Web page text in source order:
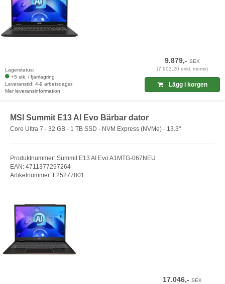
Lagerstatus:
+5 stk. i fjärrlagring
Leveranstid: 4-9 arbetsdagar
Mer leveransinformation
9.879,-SEK
(7.903,20 exkl. moms)
Lägg i korgen
MSI Summit E13 AI Evo Bärbar dator
Core Ultra 7 - 32 GB - 1 TB SSD - NVM Express (NVMe) - 13.3"
Produktnummer: Summit E13 AI Evo A1MTG-067NEU
EAN: 4711377297264
Artikelnummer: F25277801
17.046,-SEK